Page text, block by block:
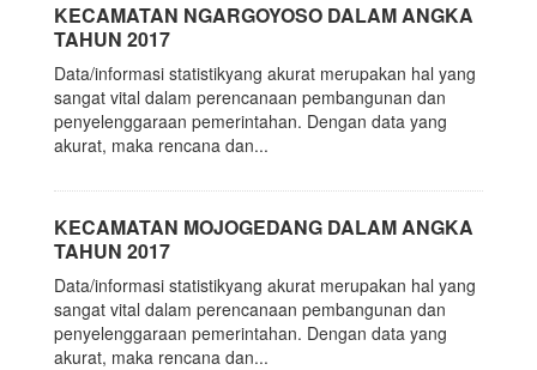
KECAMATAN NGARGOYOSO DALAM ANGKA
TAHUN 2017
Data/informasi statistikyang akurat merupakan hal yang
sangat vital dalam perencanaan pembangunan dan
penyelenggaraan pemerintahan. Dengan data yang
akurat, maka rencana dan...
KECAMATAN MOJOGEDANG DALAM ANGKA
TAHUN 2017
Data/informasi statistikyang akurat merupakan hal yang
sangat vital dalam perencanaan pembangunan dan
penyelenggaraan pemerintahan. Dengan data yang
akurat, maka rencana dan...